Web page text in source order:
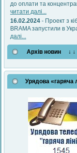
до оплати та
читати далі...
16.02.2024 - Проект з
BRAMA запустили в
далі...
Архів новин ↓ ↓
Урядова «гаряча